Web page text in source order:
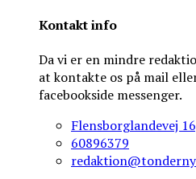
Kontakt info
Da vi er en mindre
at kontakte os på mail
facebookside messenger.
Flensborglandevej
60896379